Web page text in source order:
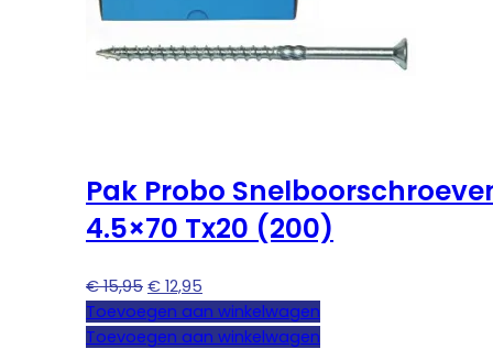
Pak Probo
4.5×70 Tx20 (200)
€15,95 Oorspronkelijke
prijs
was:
€ 12,95
prijs
is:
Toevoegen aan winkelwagen
Toevoegen aan winkelwagen